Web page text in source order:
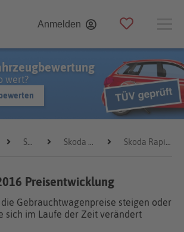
Anmelden
wert?
Skoda Skoda Rapid Skoda Rapid 2016
Preisentwicklung
die Gebrauchtwagenpreise steigen oder
sich im Laufe der Zeit verändert